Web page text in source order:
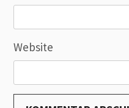
Website